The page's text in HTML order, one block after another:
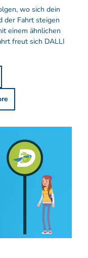
wo sich dein
der Fahrt steigen
einem ähnlichen
freut sich DALLI